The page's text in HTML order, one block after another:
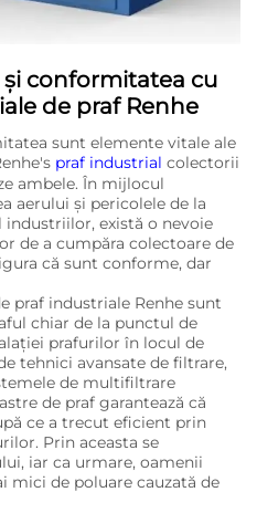
conformitatea cu
de praf Renhe
sunt elemente vitale ale
praf industrial colectorii
ambele. În mijlocul
aerului și pericolele de la
există o nevoie
de a cumpăra colectoare de
că sunt conforme, dar
praf industriale Renhe sunt
chiar de la punctul de
prafurilor în locul de
tehnici avansate de filtrare,
de multifiltrare
de praf garantează că
ce a trecut eficient prin
Prin aceasta se
iar ca urmare, oamenii
mici de poluare cauzată de